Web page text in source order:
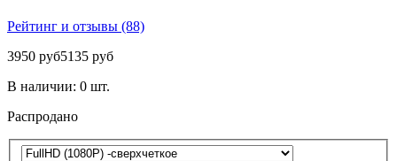
Рейтинг и отзывы (88)
3950 руб5135 руб
В наличии: 0 шт.
Распродано